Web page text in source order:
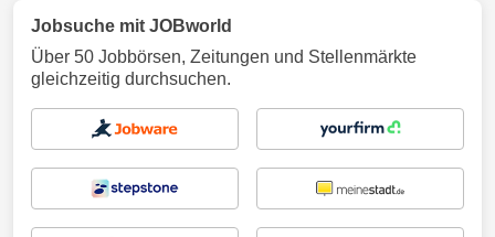
Jobsuche mit JOBworld
Über 50 Jobbörsen, Zeitungen und Stellenmärkte
gleichzeitig durchsuchen.